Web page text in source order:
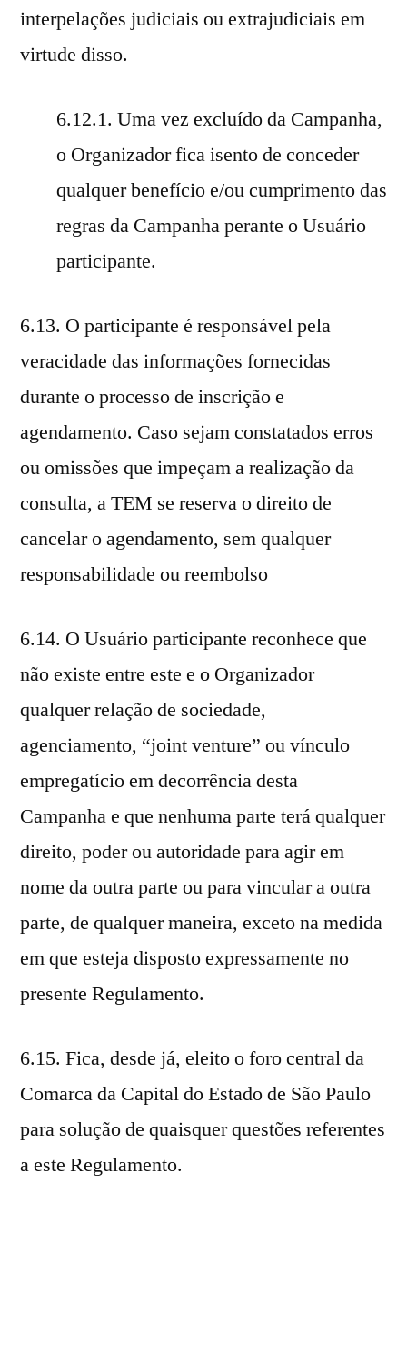
interpelações judiciais ou extrajudiciais em
virtude disso.
6.12.1. Uma vez excluído da Campanha,
o Organizador fica isento de conceder
qualquer benefício e/ou cumprimento das
regras da Campanha perante o Usuário
participante.
6.13. O participante é responsável pela
veracidade das informações fornecidas
durante o processo de inscrição e
agendamento. Caso sejam constatados erros
ou omissões que impeçam a realização da
consulta, a TEM se reserva o direito de
cancelar o agendamento, sem qualquer
responsabilidade ou reembolso
6.14. O Usuário participante reconhece que
não existe entre este e o Organizador
qualquer relação de sociedade,
agenciamento, “joint venture” ou vínculo
empregatício em decorrência desta
Campanha e que nenhuma parte terá qualquer
direito, poder ou autoridade para agir em
nome da outra parte ou para vincular a outra
parte, de qualquer maneira, exceto na medida
em que esteja disposto expressamente no
presente Regulamento.
6.15. Fica, desde já, eleito o foro central da
Comarca da Capital do Estado de São Paulo
para solução de quaisquer questões referentes
a este Regulamento.